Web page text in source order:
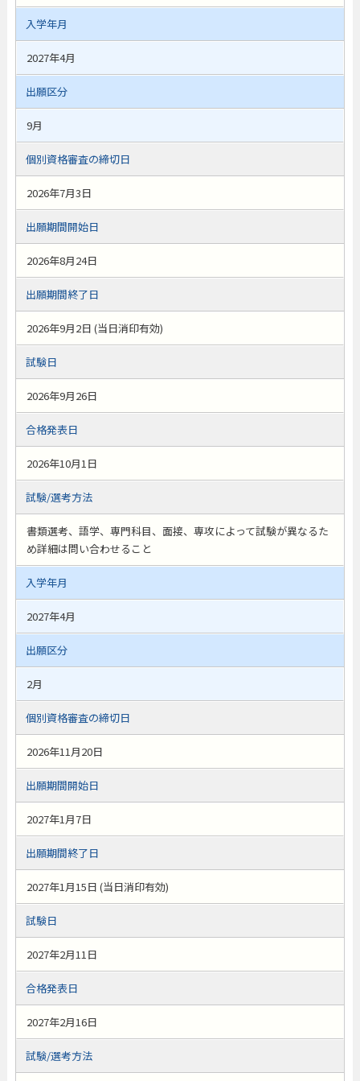
入学年月
2027年4月
出願区分
9月
個別資格審査の締切日
2026年7月3日
出願期間開始日
2026年8月24日
出願期間終了日
2026年9月2日 (当日消印有効)
試験日
2026年9月26日
合格発表日
2026年10月1日
試験/選考方法
書類選考、語学、専門科目、面接、専攻によって試験が異なるた
め詳細は問い合わせること
入学年月
2027年4月
出願区分
2月
個別資格審査の締切日
2026年11月20日
出願期間開始日
2027年1月7日
出願期間終了日
2027年1月15日 (当日消印有効)
試験日
2027年2月11日
合格発表日
2027年2月16日
試験/選考方法